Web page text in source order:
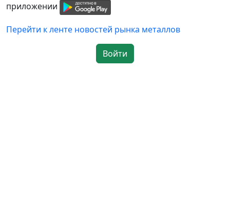
приложении
Перейти к ленте новостей рынка металлов
Войти